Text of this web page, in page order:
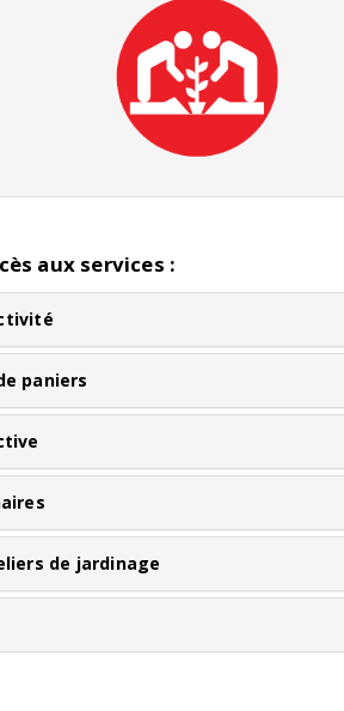
aux services :
paniers
de jardinage